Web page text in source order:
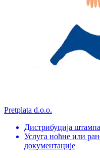
Pretplata d.o.o.
Дистрибуција
Услуга ноћне или
документације